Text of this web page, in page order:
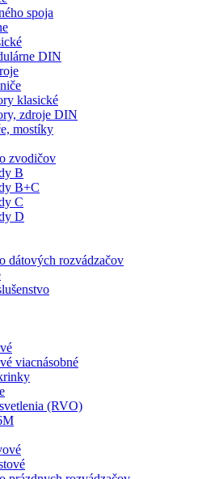
spoja
DIN
klasické
zdroje DIN
mostíky
zvodičov
B
B+C
C
D
dátových rozvádzačov
viacnásobné
(RVO)